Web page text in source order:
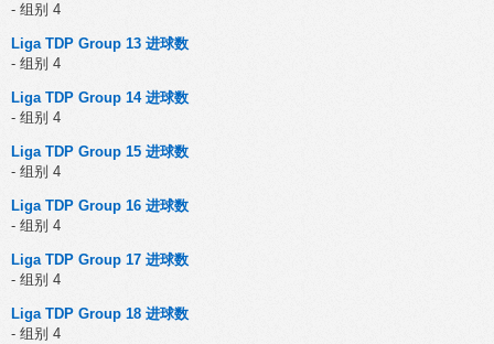
- 组别 4
Liga TDP Group 13 进球数
- 组别 4
Liga TDP Group 14 进球数
- 组别 4
Liga TDP Group 15 进球数
- 组别 4
Liga TDP Group 16 进球数
- 组别 4
Liga TDP Group 17 进球数
- 组别 4
Liga TDP Group 18 进球数
- 组别 4